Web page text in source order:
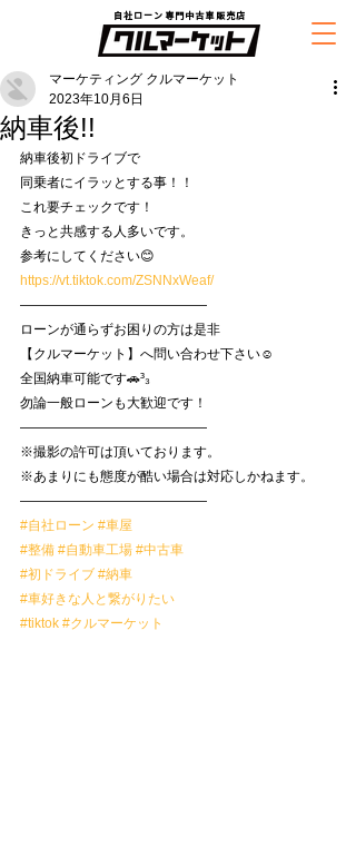
自社ローン専門中古車販売店
納車後!!
マーケティング クルマーケット
2023年10月6日
納車後初ドライブで
同乗者にイラッとする事！！
これ要チェックです！
きっと共感する人多いです。
参考にしてください😊
https://vt.tiktok.com/ZSNNxWeaf/
——————————————
ローンが通らずお困りの方は是非
【クルマーケット】へ問い合わせ下さい☺️
全国納車可能です🚗³₃
勿論一般ローンも大歓迎です！
——————————————
※撮影の許可は頂いております。
※あまりにも態度が酷い場合は対応しかねます。
——————————————
#自社ローン #車屋
#整備 #自動車工場 #中古車
#初ドライブ #納車
#車好きな人と繋がりたい
#tiktok #クルマーケット